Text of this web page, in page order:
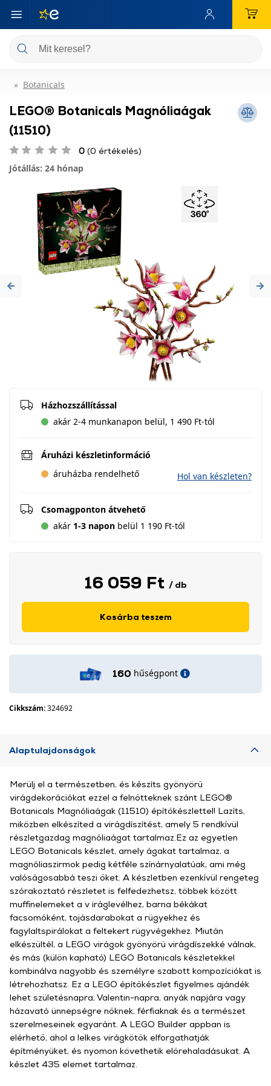
Botanicals
LEGO® Botanicals Magnóliaágak
(11510)
0 (0 értékelés)
Jótállás: 24 hónap
Previous
Házhozszállítással
akár 2-4 munkanapon belül, 1 490 Ft-tól
Áruházi készletinformáció
áruházba rendelhető
Hol van készleten?
Csomagponton átvehető
akár 1-3 napon belül 1 190 Ft-tól
16 059 Ft / db
Kosárba teszem
160 hűségpont
Cikkszám:324692
Alaptulajdonságok
Merülj el a természetben, és készíts gyönyörű
virágdekorációkat ezzel a felnőtteknek szánt LEGO®
Botanicals Magnóliaágak (11510) építőkészlettel! Lazíts,
miközben elkészíted a virágdíszítést, amely 5 rendkívül
részletgazdag magnóliaágat tartalmaz.Ez az egyetlen
LEGO Botanicals készlet, amely ágakat tartalmaz, a
magnóliaszirmok pedig kétféle színárnyalatúak, ami még
valóságosabbá teszi őket. A készletben ezenkívül rengeteg
szórakoztató részletet is felfedezhetsz, többek között
muffinelemeket a v iráglevélhez, barna békákat
facsomóként, tojásdarabokat a rügyekhez és
fagylaltspirálokat a feltekert rügyvégekhez. Miután
elkészültél, a LEGO virágok gyönyörű virágdíszekké válnak,
és más (külön kapható) LEGO Botanicals készletekkel
kombinálva nagyobb és személyre szabott kompozíciókat is
létrehozhatsz. Ez a LEGO építőkészlet figyelmes ajándék
lehet születésnapra, Valentin-napra, anyák napjára vagy
házavató ünnepségre nőknek, férfiaknak és a természet
szerelmeseinek egyaránt. A LEGO Builder appban is
elérhető, ahol a lelkes virágkötők elforgathatják
építményüket, és nyomon követhetik előrehaladásukat. A
készlet 435 elemet tartalmaz.